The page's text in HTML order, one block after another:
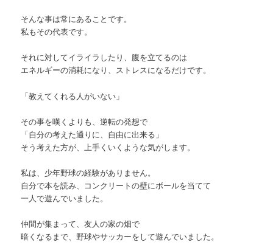
そんな事は常にあることです。
私もその代表です。
それに対してイライラしたり、腹を立てるのは
エネルギーの消耗になり、ストレスになるだけです。
「教えてくれる人がいない」
その事を嘆くよりも、逆転の発想で
「自分の考えた通りに、自由に出来る」
そう考えた方が、上手くいくような気がします。
私は、少年野球の経験がありません。
自分で本を読み、コンクリートの壁にボールを当てて
一人で遊んでいました。
仲間が集まって、友人の家の畑で
暗くなるまで、野球やサッカーをして遊んでいました。